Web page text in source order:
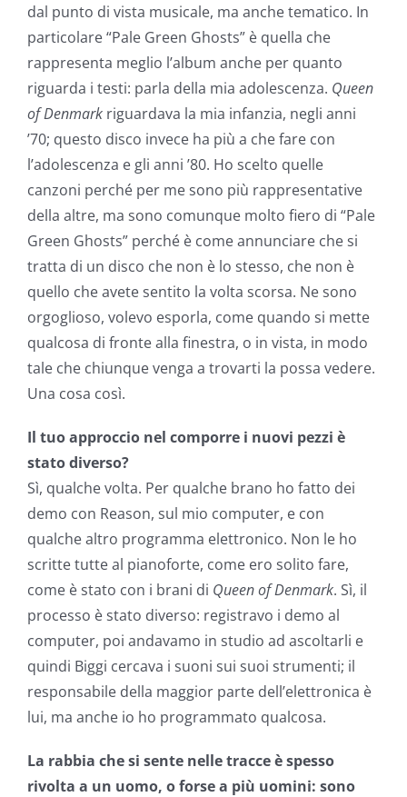
dal punto di vista musicale, ma anche tematico. In
particolare “Pale Green Ghosts” è quella che
rappresenta meglio l’album anche per quanto
riguarda i testi: parla della mia adolescenza. Queen
of Denmark riguardava la mia infanzia, negli anni
’70; questo disco invece ha più a che fare con
l’adolescenza e gli anni ’80. Ho scelto quelle
canzoni perché per me sono più rappresentative
della altre, ma sono comunque molto fiero di “Pale
Green Ghosts” perché è come annunciare che si
tratta di un disco che non è lo stesso, che non è
quello che avete sentito la volta scorsa. Ne sono
orgoglioso, volevo esporla, come quando si mette
qualcosa di fronte alla finestra, o in vista, in modo
tale che chiunque venga a trovarti la possa vedere.
Una cosa così.
Il tuo approccio nel comporre i nuovi pezzi è
stato diverso?
Sì, qualche volta. Per qualche brano ho fatto dei
demo con Reason, sul mio computer, e con
qualche altro programma elettronico. Non le ho
scritte tutte al pianoforte, come ero solito fare,
come è stato con i brani di Queen of Denmark. Sì, il
processo è stato diverso: registravo i demo al
computer, poi andavamo in studio ad ascoltarli e
quindi Biggi cercava i suoni sui suoi strumenti; il
responsabile della maggior parte dell’elettronica è
lui, ma anche io ho programmato qualcosa.
La rabbia che si sente nelle tracce è spesso
rivolta a un uomo, o forse a più uomini: sono